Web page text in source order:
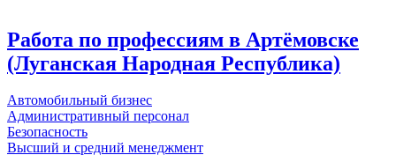
Работа по профессиям в Артёмовске
(Луганская Народная Республика)
Автомобильный бизнес
Административный персонал
Безопасность
Высший и средний менеджмент